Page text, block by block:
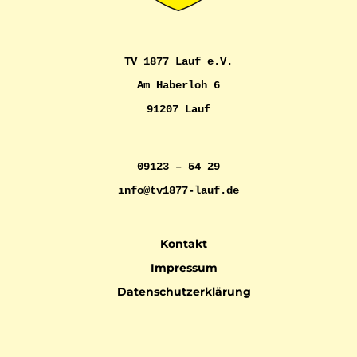
TV 1877 Lauf e.V.
Am Haberloh 6
91207 Lauf
09123 – 54 29
info@tv1877-lauf.de
Kontakt
Impressum
Datenschutzerklärung